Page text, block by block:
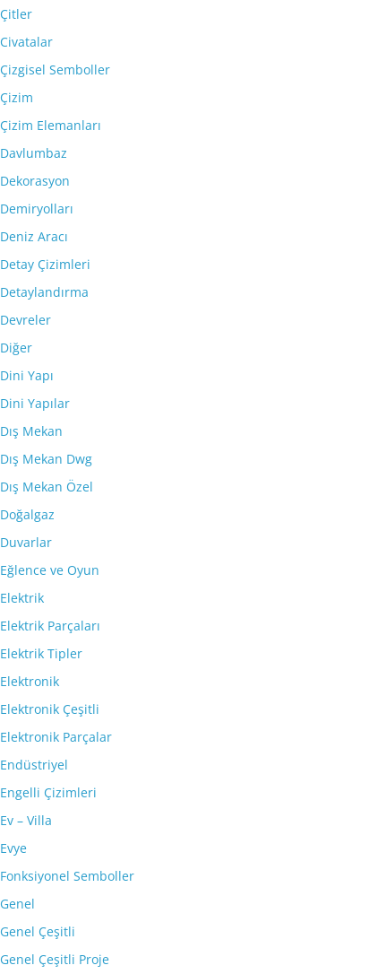
Çitler
Civatalar
Çizgisel Semboller
Çizim
Çizim Elemanları
Davlumbaz
Dekorasyon
Demiryolları
Deniz Aracı
Detay Çizimleri
Detaylandırma
Devreler
Diğer
Dini Yapı
Dini Yapılar
Dış Mekan
Dış Mekan Dwg
Dış Mekan Özel
Doğalgaz
Duvarlar
Eğlence ve Oyun
Elektrik
Elektrik Parçaları
Elektrik Tipler
Elektronik
Elektronik Çeşitli
Elektronik Parçalar
Endüstriyel
Engelli Çizimleri
Ev – Villa
Evye
Fonksiyonel Semboller
Genel
Genel Çeşitli
Genel Çeşitli Proje